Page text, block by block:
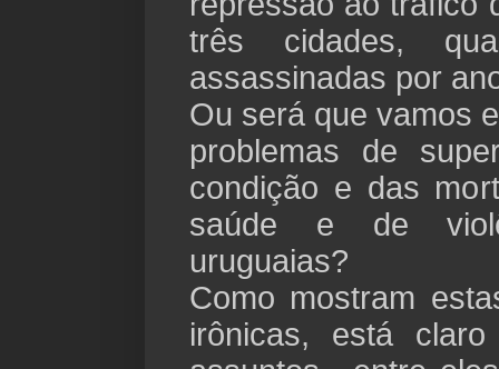
três cidades,
assassinadas por
Ou será que vamos
problemas de
condição e das
saúde e de
uruguaias?
Como mostram
irônicas, está